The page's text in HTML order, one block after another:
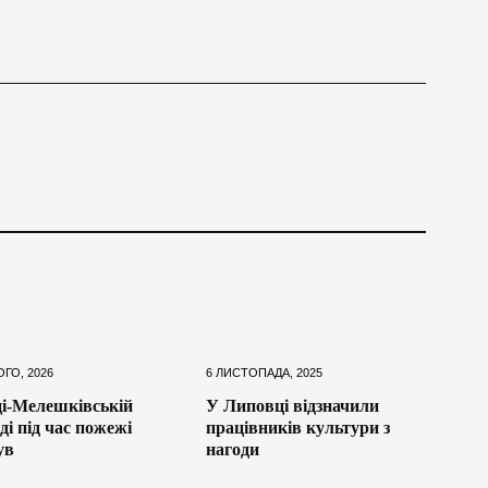
2026
Мелешківській
під час пожежі
6 ЛИСТОПАДА, 2025
У Липовці відзначили
працівників культури з
нагоди